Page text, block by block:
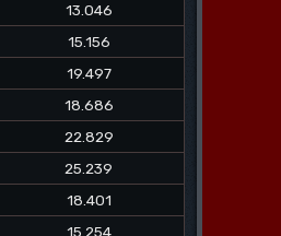
13.046
15.156
19.497
18.686
22.829
25.239
18.401
15.254